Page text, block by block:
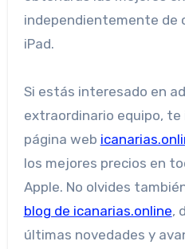
independientemente de
iPad.
Si estás interesado en
extraordinario equipo,
página web
los mejores precios en
Apple. No olvides
blog de icanarias.online,
últimas novedades y